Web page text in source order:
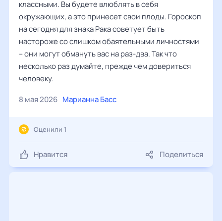
классными. Вы будете влюблять в себя
окружающих, а это принесет свои плоды. Гороскоп
на сегодня для знака Рака советует быть
настороже со слишком обаятельными личностями
– они могут обмануть вас на раз-два. Так что
несколько раз думайте, прежде чем довериться
человеку.
8 мая 2026 Марианна Басс
Нравится Поделиться
Оценили 1